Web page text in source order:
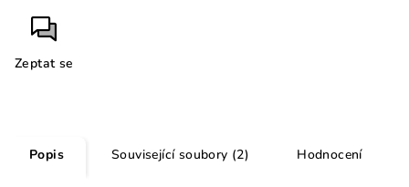
Zeptat se
Popis Související soubory (2) Hodnocení